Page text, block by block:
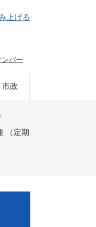
上げる
ンバー
市政
（定期